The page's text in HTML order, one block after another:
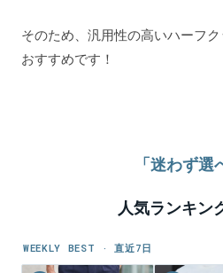
そのため、汎用性の高いハーフ
おすすめです！
「迷わず選
人気ランキン
WEEKLY BEST · 直近7日